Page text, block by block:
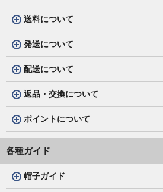
送料について
発送について
配送について
返品・交換について
ポイントについて
各種ガイド
帽子ガイド